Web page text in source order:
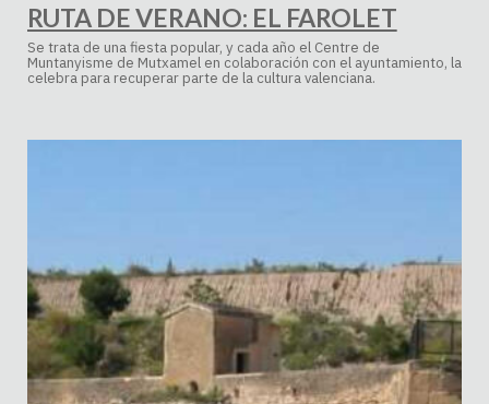
RUTA DE VERANO: EL FAROLET
Se trata de una fiesta popular, y cada año el Centre de
Muntanyisme de Mutxamel en colaboración con el ayuntamiento, la
celebra para recuperar parte de la cultura valenciana.